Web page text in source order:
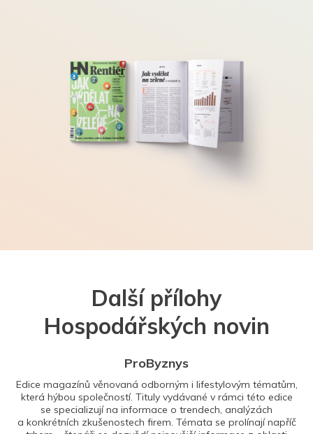
Další přílohy
Hospodářských novin
ProByznys
Edice magazínů věnovaná odborným i lifestylovým tématům,
která hýbou společností. Tituly vydávané v rámci této edice
se specializují na informace o trendech, analýzách
a konkrétních zkušenostech firem. Témata se prolínají napříč